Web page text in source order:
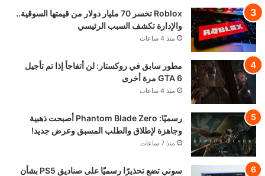
Roblox تخسر 70 مليار دولار من قيمتها السوقية..
والإدارة تكشف السبب الرئيسي
منذ 4 ساعات
مطور سابق في روكستار: لن أتفاجأ إذا تم تأجيل
GTA 6 مرة أخرى
منذ 4 ساعات
رسميًا: Phantom Blade Zero أصبحت ذهبية
وجاهزة لإطلاق والطلب المسبق وعرض جديد!
منذ 7 ساعات
سوني تضع تحذيرًا رسميًا على صناديق PS5 بشأن